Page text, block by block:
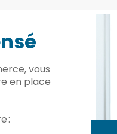
vous
en place
: